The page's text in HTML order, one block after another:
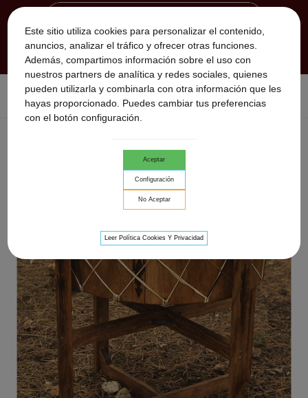
Este sitio utiliza cookies para personalizar el contenido,
anuncios, analizar el tráfico y ofrecer otras funciones.
Además, compartimos información sobre el uso con
nuestros partners de analítica y redes sociales, quienes
pueden utilizarla y combinarla con otra información que les
hayas proporcionado. Puedes cambiar tus preferencias
con el botón configuración.
Aceptar
Configuración
No Aceptar
Leer Política Cookies Y Privacidad
Inicio > TAMBORES CHAMANICOS > Tambor ceremonial Pow
wow